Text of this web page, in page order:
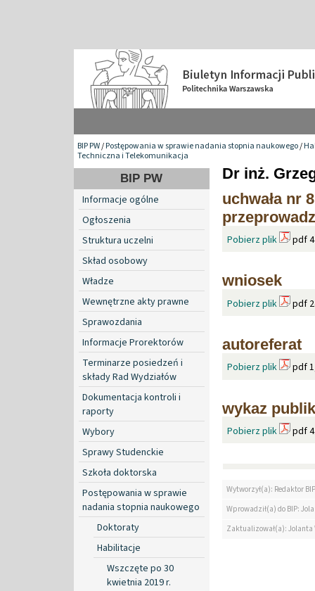
BIP PW/Postępowania w sprawie nadania stopnia naukowego/
Techniczna i Telekomunikacja
BIP PW
Informacje ogólne
Ogłoszenia
Struktura uczelni
Skład osobowy
Władze
Wewnętrzne akty prawne
Sprawozdania
Informacje Prorektorów
Terminarze posiedzeń i
składy Rad Wydziałów
Dokumentacja kontroli i
raporty
Wybory
Sprawy Studenckie
Szkoła doktorska
Postępowania w sprawie
nadania stopnia naukowego
Doktoraty
Habilitacje
Wszczęte po 30
kwietnia 2019 r.
Dr inż.
uchwała nr
Pobierz plik pdf
wniosek
Pobierz plik pdf
autoreferat
Pobierz plik pdf
wykaz
Pobierz plik pdf
Wytworzył(a): Redaktor BIP
Wprowadził(a) do BIP:
Zaktualizował(a): Jolanta